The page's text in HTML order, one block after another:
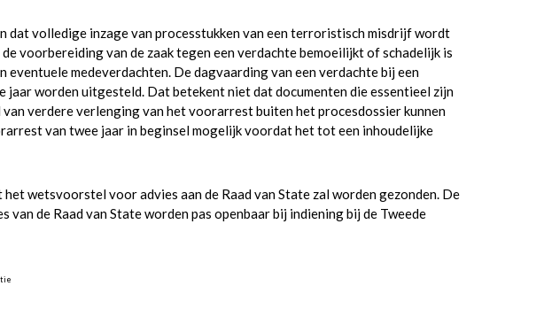
dat volledige inzage van processtukken van een terroristisch misdrijf wordt
voorbereiding van de zaak tegen een verdachte bemoeilijkt of schadelijk is
medeverdachten. De dagvaarding van een verdachte bij een
jaar worden uitgesteld. Dat betekent niet dat documenten die essentieel zijn
verdere verlenging van het voorarrest buiten het procesdossier kunnen
van twee jaar in beginsel mogelijk voordat het tot een inhoudelijke
wetsvoorstel voor advies aan de Raad van State zal worden gezonden. De
de Raad van State worden pas openbaar bij indiening bij de Tweede